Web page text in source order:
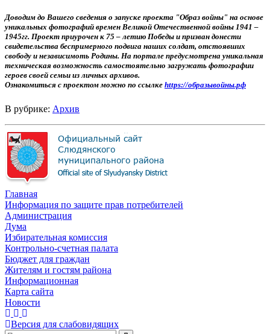
Доводим до Вашего сведения о запуске проекта "Образ войны" на основе
уникальных фотографий времен Великой Отечественной войны 1941 –
1945гг. Проект приурочен к 75 – летию Победы и призван донести
свидетельства беспримерного подвига наших солдат, отстоявших
свободу и независимоть Родины. На портале предусмотрена уникальная
техническая возможность самостоятельно загружать фотографии
героев своей семьи из личных архивов.
Ознакомиться с проектом можно по ссылке https://образывойны.рф
В рубрике: Архив
Главная
Информация по защите прав потребителей
Администрация
Дума
Избирательная комиссия
Контрольно-счетная палата
Бюджет для граждан
Жителям и гостям района
Информационная
Карта сайта
Новости
Версия для слабовидящих